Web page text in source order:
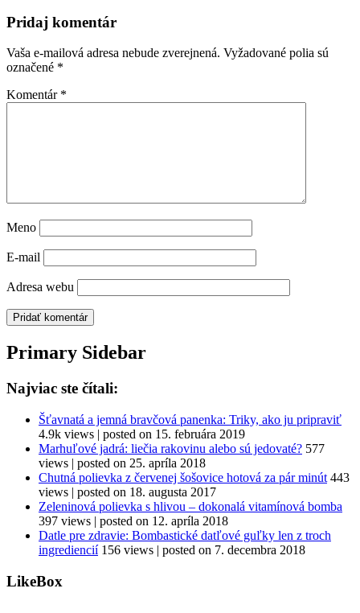
Pridaj komentár
Vaša e-mailová adresa nebude zverejnená. Vyžadované polia sú
označené *
Komentár *
Meno
E-mail
Adresa webu
Primary Sidebar
Najviac ste čítali:
Šťavnatá a jemná bravčová panenka: Triky, ako ju pripraviť
4.9k views | posted on 15. februára 2019
Marhuľové jadrá: liečia rakovinu alebo sú jedovaté? 577
views | posted on 25. apríla 2018
Chutná polievka z červenej šošovice hotová za pár minút 443
views | posted on 18. augusta 2017
Zeleninová polievka s hlivou – dokonalá vitamínová bomba
397 views | posted on 12. apríla 2018
Datle pre zdravie: Bombastické datľové guľky len z troch
ingrediencií 156 views | posted on 7. decembra 2018
LikeBox